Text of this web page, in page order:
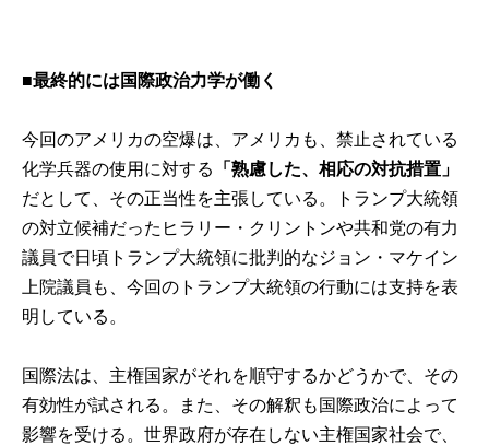
■最終的には国際政治力学が働く
今回のアメリカの空爆は、アメリカも、禁止されている
化学兵器の使用に対する
「熟慮した、相応の対抗措置」
だとして、その正当性を主張している。トランプ大統領
の対立候補だったヒラリー・クリントンや共和党の有力
議員で日頃トランプ大統領に批判的なジョン・マケイン
上院議員も、今回のトランプ大統領の行動には支持を表
明している。
国際法は、主権国家がそれを順守するかどうかで、その
有効性が試される。また、その解釈も国際政治によって
影響を受ける。世界政府が存在しない主権国家社会で、